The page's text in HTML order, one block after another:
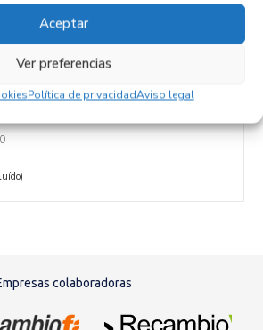
Aceptar
Ver preferencias
Política de privacidadAviso legal
3 CAMIÓN/VOLQUETE 35 (290)
colaboradoras